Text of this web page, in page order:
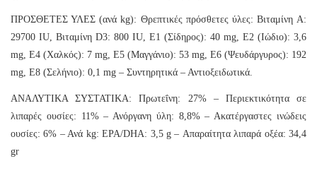
ΠΡΟΣΘΕΤΕΣ ΥΛΕΣ (ανά kg): Θρεπτικές πρόσθετες ύλες: Βιταμίνη A:
29700 IU, Βιταμίνη D3: 800 IU, E1 (Σίδηρος): 40 mg, E2 (Ιώδιο): 3,6
mg, E4 (Χαλκός): 7 mg, E5 (Μαγγάνιο): 53 mg, E6 (Ψευδάργυρος): 192
mg, E8 (Σελήνιο): 0,1 mg – Συντηρητικά – Αντιοξειδωτικά.
ΑΝΑΛΥΤΙΚΑ ΣΥΣΤΑΤΙΚΑ: Πρωτεΐνη: 27% – Περιεκτικότητα σε
λιπαρές ουσίες: 11% – Ανόργανη ύλη: 8,8% – Ακατέργαστες ινώδεις
ουσίες: 6% – Ανά kg: EPA/DHA: 3,5 g – Απαραίτητα λιπαρά οξέα: 34,4
gr